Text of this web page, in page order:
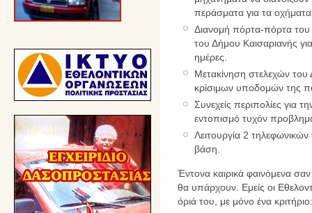
περάσματα για τα
Διανομή πόρτα-πόρτα του
του Δήμου Καισαριανής
ημέρες.
Μετακίνηση στελεχών
κρίσιμων υποδομών της
Συνεχείς περιπολίες για
εντοπισμό τυχόν
Λειτουργία 2
βάση.
Έντονα καιρικά φαινόμενα
θα υπάρχουν. Εμείς οι
όριά του, με μόνο ένα